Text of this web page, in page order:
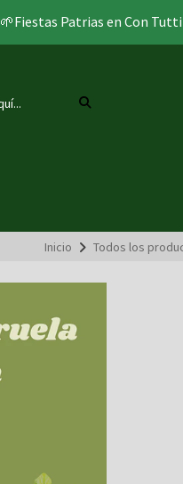
🌱Fiestas Patrias en Con
Inicio Todos los